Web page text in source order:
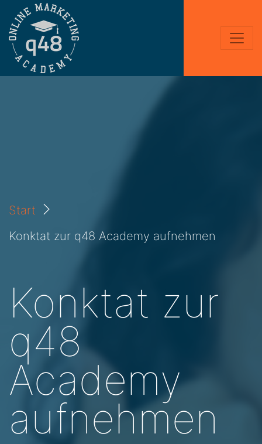
Start
Konktat zur q48 Academy aufnehmen
Konktat zur
q48
Academy
aufnehmen